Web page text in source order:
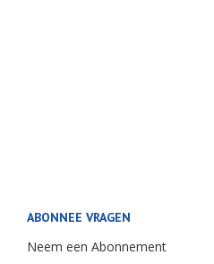
ABONNEE VRAGEN
Neem een Abonnement